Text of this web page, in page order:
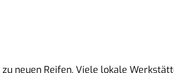
neuen Reifen. Viele lokale